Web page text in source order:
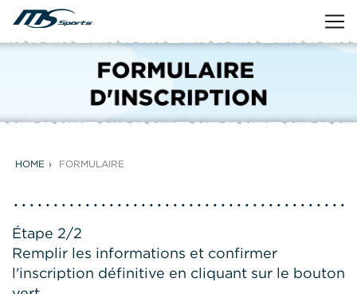
HOME FORMULAIRE
Étape 2/2
Remplir les informations et confirmer
l'inscription définitive en cliquant sur le bouton